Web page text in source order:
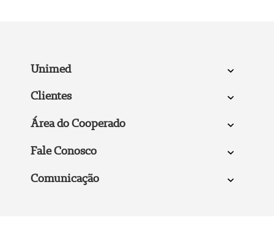
Unimed
Clientes
Área do Cooperado
Fale Conosco
Comunicação